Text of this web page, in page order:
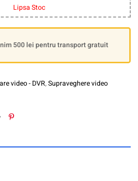
Lipsa Stoc
500 lei pentru transport gratuit
video - DVR,Supraveghere video
Google+Pinterest